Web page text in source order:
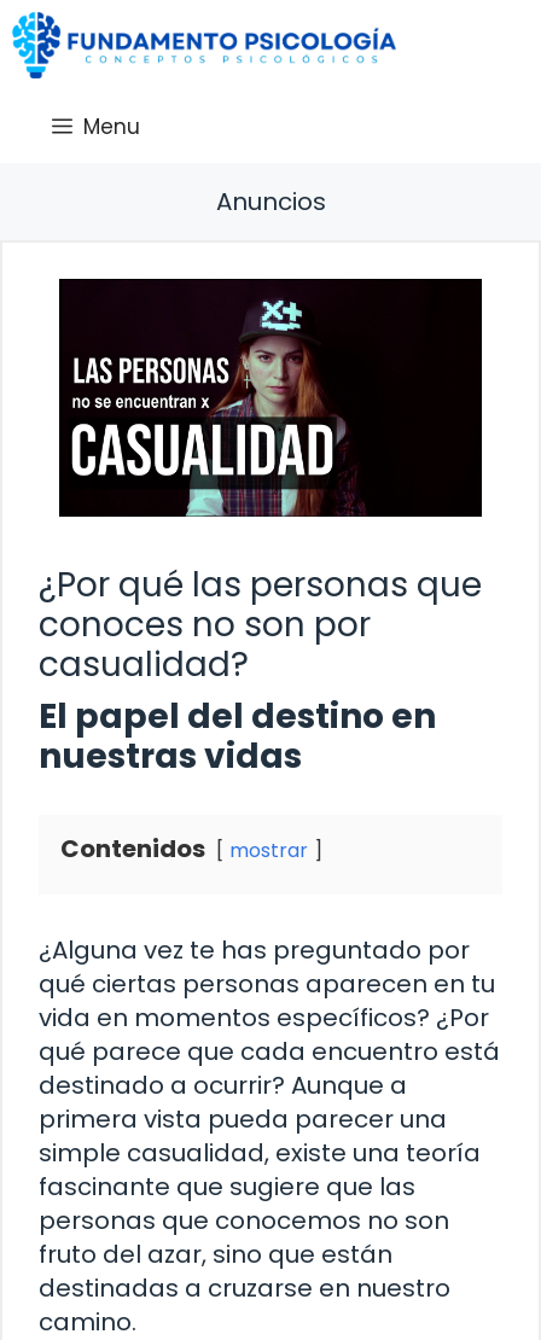
Saltar
al
contenido
Menu
Anuncios
¿Por qué las personas que
conoces no son por
casualidad?
El papel del destino en
nuestras vidas
Contenidos mostrar
¿Alguna vez te has preguntado por
qué ciertas personas aparecen en tu
vida en momentos específicos? ¿Por
qué parece que cada encuentro está
destinado a ocurrir? Aunque a
primera vista pueda parecer una
simple casualidad, existe una teoría
fascinante que sugiere que las
personas que conocemos no son
fruto del azar, sino que están
destinadas a cruzarse en nuestro
camino.